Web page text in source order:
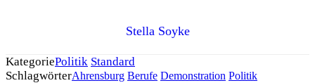
Stella Soyke
KategoriePolitik Standard
SchlagwörterAhrensburg Berufe Demonstration Politik